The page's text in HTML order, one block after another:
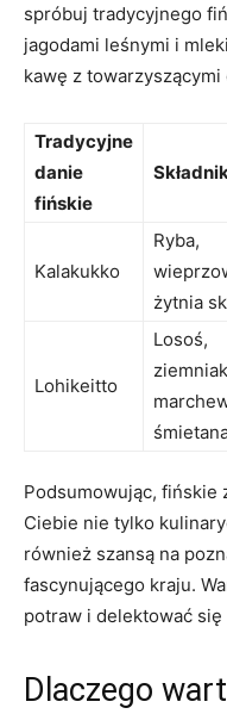
spróbuj tradycyjnego
jagodami leśnymi i
kawę⁤ z
Tradycyjne
danie
fińskie
Kalakukko
Ryba,
żytnia⁢
Lohikeitto
Losoś,
Podsumowując, fińskie
Ciebie nie tylko
również szansą na
fascynującego kraju.
potraw i delektować
Dlaczego